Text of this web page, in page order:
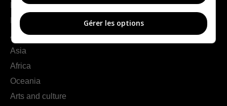
France
Europe
Americas
Asia
Africa
Oceania
Arts and culture
Gérer les options